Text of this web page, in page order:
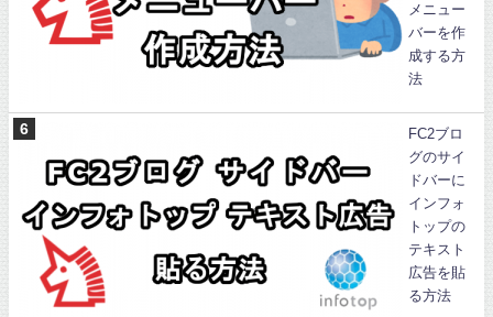
メニュー
バーを作
成する方
法
FC2ブロ
グのサイ
ドバーに
インフォ
トップの
テキスト
広告を貼
る方法